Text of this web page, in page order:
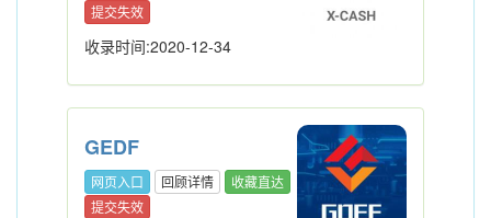
提交失效
收录时间:2020-12-34
GEDF
网页入口 回顾详情
收藏直达
提交失效